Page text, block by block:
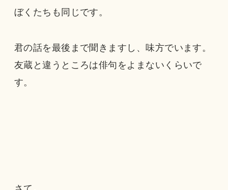
ぼくたちも同じです。
君の話を最後まで聞きますし、味方でいます。
友蔵と違うところは俳句をよまないくらいで
す。